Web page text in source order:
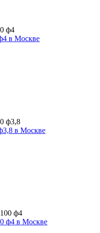
в Москве
в Москве
ф4 в Москве